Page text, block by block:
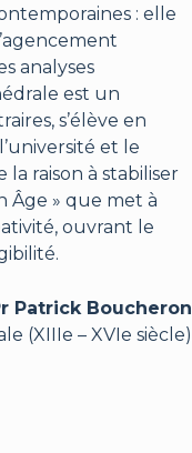
: elle
analyses
est un
s’élève en
et le
raison à stabiliser
Âge » que met à
ouvrant le
Patrick Boucheron
(XIIIe – XVIe siècle)